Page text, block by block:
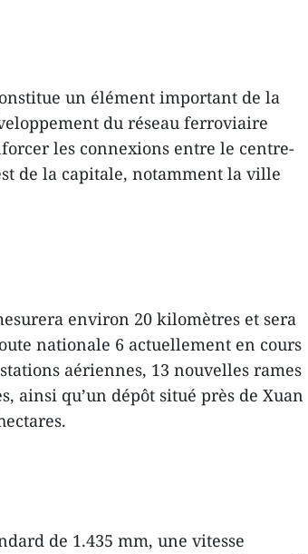
un élément important de la
du réseau ferroviaire
les connexions entre le centre-
de la capitale, notamment la ville
environ 20 kilomètres et sera
nationale 6 actuellement en cours
aériennes, 13 nouvelles rames
ainsi qu’un dépôt situé près de Xuan
de 1.435 mm, une vitesse